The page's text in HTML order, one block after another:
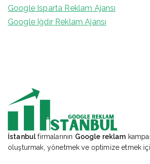
Google Isparta Reklam Ajansı
Google Iğdır Reklam Ajansı
İstanbulfirmalarının Google reklam
oluşturmak, yönetmek ve optimize etmek